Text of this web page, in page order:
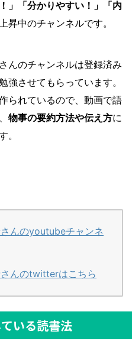
」「分かりやすい！」「内
昇中のチャンネルです。
んのチャンネルは登録済み
強させてもらっています。
られているので、動画で語
物事の要約方法や伝え方に
。
んのyoutubeチャンネ
んのtwitterはこちら
いる読書法